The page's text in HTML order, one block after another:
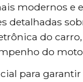
modernos e
detalhadas
do
do
para